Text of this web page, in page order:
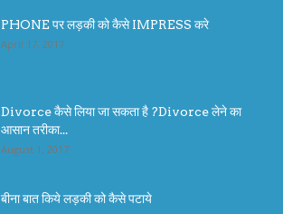
PHONE पर लड़की को कैसे IMPRESS करे
April 17, 2017
Divorce कैसे लिया जा सकता है ?Divorce लेने का
आसान तरीका...
August 1, 2017
बीना बात किये लड़की को कैसे पटाये